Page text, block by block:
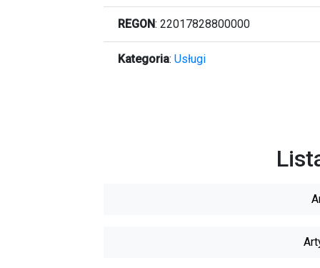
REGON: 22017828800000
Kategoria: Usługi